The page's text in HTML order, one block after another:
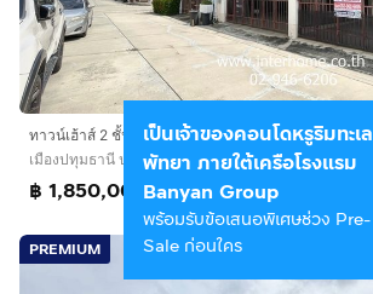
เมืองปทุมธานี ปทุมธานี
฿ 1,850,000
PREMIUM
เป็นเจ้าของคอนโดหรูริมทะเล
พัทยา ภายใต้เครือโรงแรม
Banyan Group
พร้อมรับข้อเสนอพิเศษช่วง Pre-
Sale ก่อนใคร